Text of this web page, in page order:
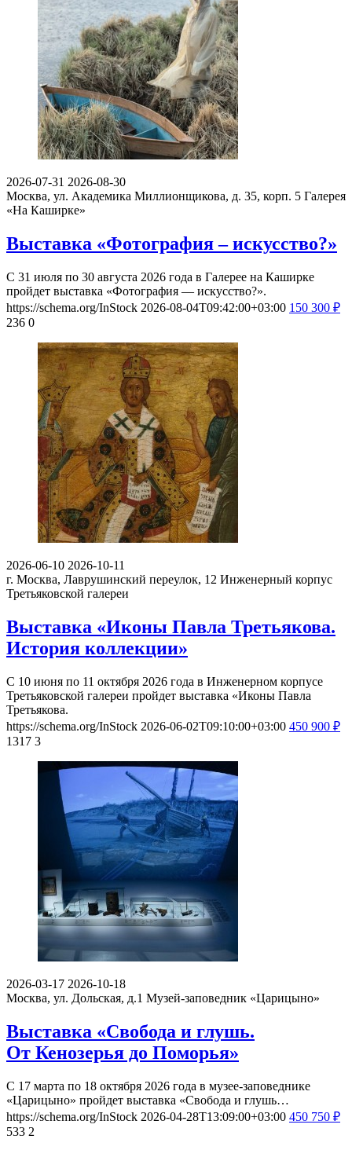
2026-07-31 2026-08-30
Москва, ул. Академика Миллионщикова, д. 35, корп. 5 Галерея
«На Каширке»
Выставка «Фотография – искусство?»
С 31 июля по 30 августа 2026 года в Галерее на Каширке
пройдет выставка «Фотография — искусство?».
https://schema.org/InStock 2026-08-04T09:42:00+03:00 150 300 ₽
236 0
2026-06-10 2026-10-11
г. Москва, Лаврушинский переулок, 12 Инженерный корпус
Третьяковской галереи
Выставка «Иконы Павла Третьякова.
История коллекции»
С 10 июня по 11 октября 2026 года в Инженерном корпусе
Третьяковской галереи пройдет выставка «Иконы Павла
Третьякова.
https://schema.org/InStock 2026-06-02T09:10:00+03:00 450 900 ₽
1317 3
2026-03-17 2026-10-18
Москва, ул. Дольская, д.1 Музей-заповедник «Царицыно»
Выставка «Свобода и глушь.
От Кенозерья до Поморья»
С 17 марта по 18 октября 2026 года в музее-заповеднике
«Царицыно» пройдет выставка «Свобода и глушь…
https://schema.org/InStock 2026-04-28T13:09:00+03:00 450 750 ₽
533 2